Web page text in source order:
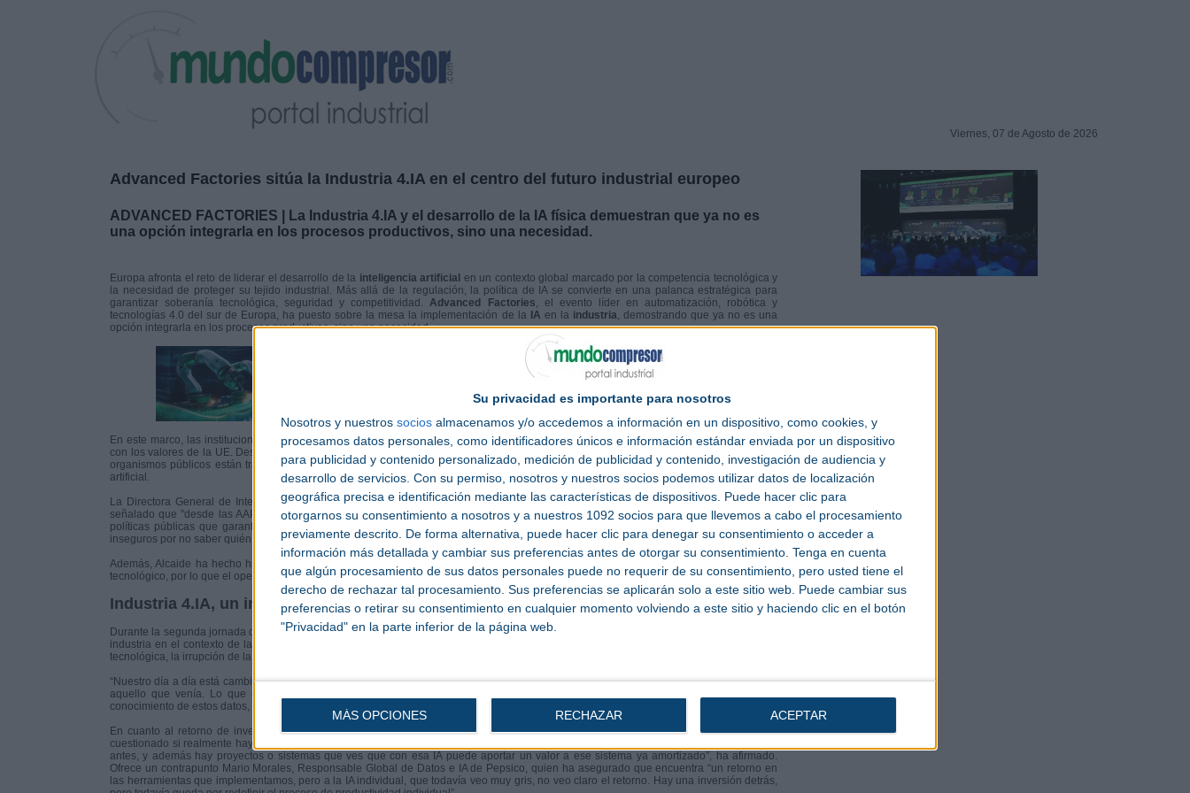
Su privacidad es importante para nosotros
Nosotros y nuestros socios almacenamos y/o accedemos a información en un dispositivo, como cookies, y
procesamos datos personales, como identificadores únicos e información estándar enviada por un dispositivo
para publicidad y contenido personalizado, medición de publicidad y contenido, investigación de audiencia y
desarrollo de servicios. Con su permiso, nosotros y nuestros socios podemos utilizar datos de localización
geográfica precisa e identificación mediante las características de dispositivos. Puede hacer clic para
otorgarnos su consentimiento a nosotros y a nuestros 1092 socios para que llevemos a cabo el procesamiento
previamente descrito. De forma alternativa, puede hacer clic para denegar su consentimiento o acceder a
información más detallada y cambiar sus preferencias antes de otorgar su consentimiento. Tenga en cuenta
que algún procesamiento de sus datos personales puede no requerir de su consentimiento, pero usted tiene el
derecho de rechazar tal procesamiento. Sus preferencias se aplicarán solo a este sitio web. Puede cambiar sus
preferencias o retirar su consentimiento en cualquier momento volviendo a este sitio y haciendo clic en el botón
"Privacidad" en la parte inferior de la página web.
MÁS OPCIONES RECHAZAR ACEPTAR
Viernes, 07 de Agosto de 2026
Advanced Factories sitúa la Industria 4.IA en el centro del futuro industrial europeo
ADVANCED FACTORIES | La Industria 4.IA y el desarrollo de la IA física demuestran que ya no es
una opción integrarla en los procesos productivos, sino una necesidad.
Europa afronta el reto de liderar el desarrollo de la inteligencia artificial en un contexto global marcado por la competencia tecnológica y
la necesidad de proteger su tejido industrial. Más allá de la regulación, la política de IA se convierte en una palanca estratégica para
garantizar soberanía tecnológica, seguridad y competitividad.Advanced Factories, el evento líder en automatización, robótica y
tecnologías 4.0 del sur de Europa, ha puesto sobre la mesa la implementación de la IA en la industria, demostrando que ya no es una
opción integrarla en los procesos productivos, sino una necesidad.
En este marco, las instituciones y actores clave están definiendo el marco europeo para impulsar una IA confiable, industrial y alineada
con los valores de la UE. Desde la protección de datos y la gobernanza de algoritmos hasta el impulso de ecosistemas innovadores, los
organismos públicos están trabajando en medidas que marcarán el posicionamiento de Europa en la carrera global por la inteligencia
artificial.
La Directora General de Inteligencia Artificial del Ministerio para la Transformación Digital y de la Función Pública, Aleida Alcaide, ha
señalado que "desde las AAPPs tenemos que adelantarnos y ver cómo puede transformar la tecnología nuestro futuro para diseñar las
políticas públicas que garanticen seguridad durante la transición. En un terreno en el que los ciudadanos y las empresas se sienten
inseguros por no saber quién controla sus datos, tenemos que ofrecer alternativas, más allá de protegernos con regulación”.
Además, Alcaide ha hecho hincapié en que “la soberanía estratégica en esta era de la IA pasa por tener cierto control en el desarrollo
tecnológico, por lo que el open source y el post-entrenamiento de modelos son una vía para ello”.
Industria 4.IA, un impulso para el liderazgo industrial europeo
Durante la segunda jornada de la feria, se ha desgranado el concepto de Industria 4.IA, una forma de reflejar la evolución y el futuro de la
industria en el contexto de la automatización, la digitalización y la irrupción de la inteligencia artificial. Si la Industria 4.0 ha sido la base
tecnológica, la irrupción de la inteligencia artificial redefine cómo se utilizan esas capacidades y acelera su impacto en la industria.
“Nuestro día a día está cambiando porque no nos queda otra. Hace años, en 2005, creamos un instituto de innovación, para estudiar todo
aquello que venía. Lo que nos encontramos en los clientes es que viene toda la moda de la IA, pero luego está la realidad del
conocimiento de estos datos, y la integración de esta en nuestro día a día”, ha explicado el Director de Industria de Ayesa, Xabier Eroa.
En cuanto al retorno de inversión de aplicar la IA, Juanjo Galera, Director Global de Robótica y Automatización en Cosentino, se ha
cuestionado si realmente hay alguna empresa a la que la IA no le aporte un retorno. “La IA es el detonante para proyectos que no salían
antes, y además hay proyectos o sistemas que ves que con esa IA puede aportar un valor a ese sistema ya amortizado”, ha afirmado.
Ofrece un contrapunto Mario Morales, Responsable Global de Datos e IA de Pepsico, quien ha asegurado que encuentra “un retorno en
las herramientas que implementamos, pero a la IA individual, que todavía veo muy gris, no veo claro el retorno. Hay una inversión detrás,